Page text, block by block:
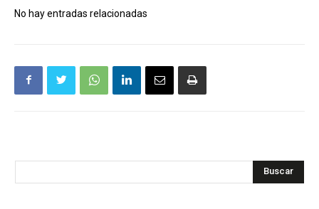
No hay entradas relacionadas
Buscar